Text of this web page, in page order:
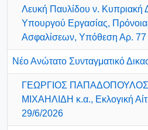
Λευκή Παυλίδου ν. Κυπριακή
Υπουργού Εργασίας,
Ασφαλίσεων, Υπόθεση Αρ. 77
Νέο Ανώτατο Συνταγματικό
ΓΕΩΡΓΙΟΣ
ΜΙΧΑΗΛΙΔΗ κ.α., Εκλογική
29/6/2026